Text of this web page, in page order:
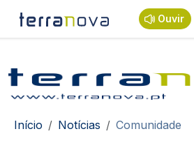
Passar para o conteúdo principal
Ouvir
Navegação
Início Notícias Comunidade